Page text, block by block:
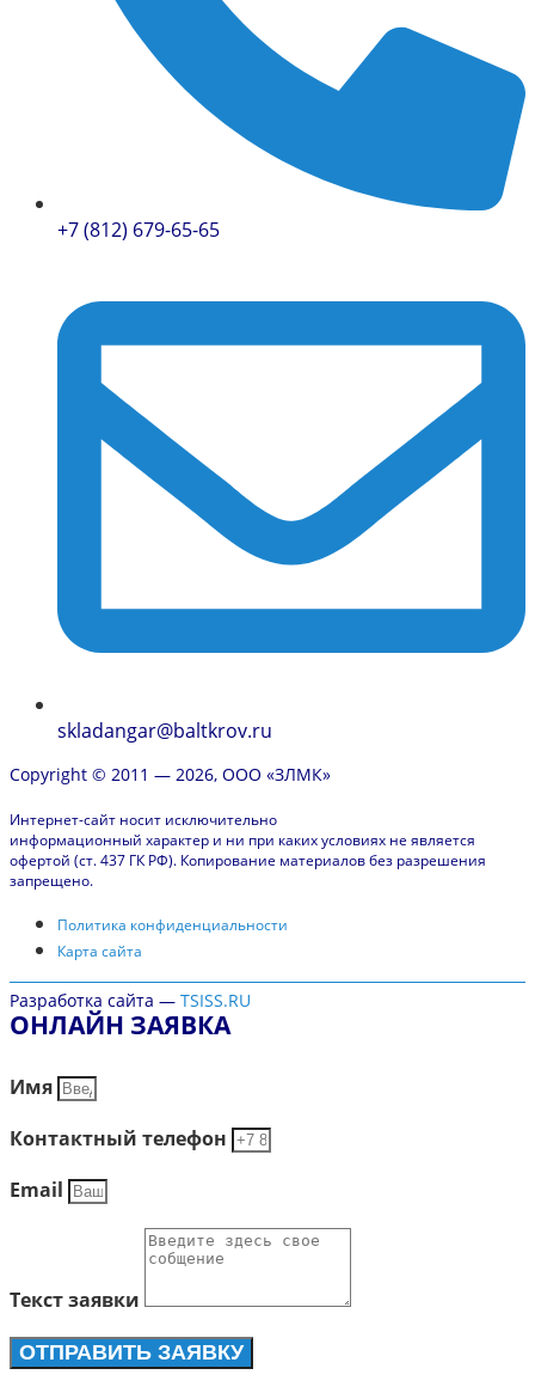
+7 (812) 679-65-65
skladangar@baltkrov.ru
Copyright © 2011 — 2026, ООО «ЗЛМК»
Интернет-сайт носит исключительно
информационный характер и ни при каких условиях не является
офертой (ст. 437 ГК РФ). Копирование материалов без разрешения
запрещено.
Политика конфиденциальности
Карта сайта
Разработка сайта — TSISS.RU
ОНЛАЙН ЗАЯВКА
Имя
Контактный телефон
Email
Текст заявки
ОТПРАВИТЬ ЗАЯВКУ